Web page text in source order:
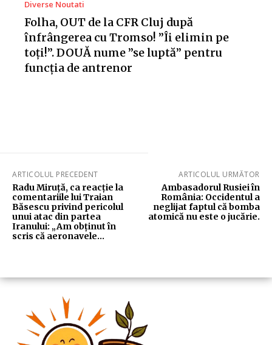
Diverse Noutati
Folha, OUT de la CFR Cluj după
înfrângerea cu Tromso! ”Îi elimin pe
toți!”. DOUĂ nume ”se luptă” pentru
funcția de antrenor
ARTICOLUL PRECEDENT
Radu Miruță, ca reacție la
comentariile lui Traian
Băsescu privind pericolul
unui atac din partea
Iranului: „Am obținut în
scris că aeronavele…
ARTICOLUL URMĂTOR
Ambasadorul Rusiei în
România: Occidentul a
neglijat faptul că bomba
atomică nu este o jucărie.